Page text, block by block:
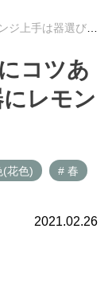
にコツあり！ ぽったり型の花器にレモンイエローの春の花活け
コツあ
レモン
(花色) # 春
2021.02.26